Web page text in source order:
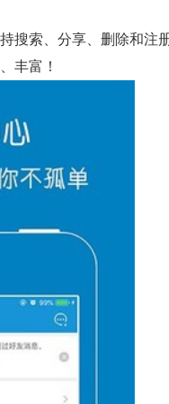
搜索、分享、删除和注
丰富！